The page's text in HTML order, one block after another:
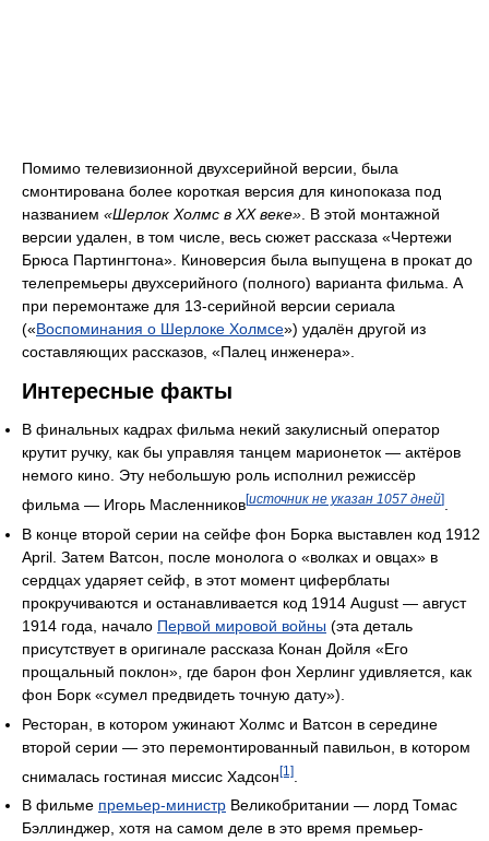
Помимо телевизионной двухсерийной версии, была
смонтирована более короткая версия для кинопоказа под
названием «Шерлок Холмс в ХХ веке» . В этой монтажной
версии удален, в том числе, весь сюжет рассказа «Чертежи
Брюса Партингтона». Киноверсия была выпущена в прокат до
телепремьеры двухсерийного (полного) варианта фильма. А
при перемонтаже для 13-серийной версии сериала
(«Воспоминания о Шерлоке Холмсе») удалён другой из
составляющих рассказов, «Палец инженера».
Интересные факты
В финальных кадрах фильма некий закулисный оператор
крутит ручку, как бы управляя танцем марионеток — актёров
немого кино. Эту небольшую роль исполнил режиссёр
фильма — Игорь Масленников[источник не указан 1057 дней]
В конце второй серии на сейфе фон Борка выставлен код 1912
April. Затем Ватсон, после монолога о «волках и овцах» в
сердцах ударяет сейф, в этот момент циферблаты
прокручиваются и останавливается код 1914 August — август
1914 года, начало Первой мировой войны (эта деталь
присутствует в оригинале рассказа Конан Дойля «Его
прощальный поклон», где барон фон Херлинг удивляется, как
фон Борк «сумел предвидеть точную дату»).
Ресторан, в котором ужинают Холмс и Ватсон в середине
второй серии — это перемонтированный павильон, в котором
снималась гостиная миссис Хадсон[1]
В фильме премьер-министр Великобритании — лорд Томас
Бэллинджер, хотя на самом деле в это время премьер-